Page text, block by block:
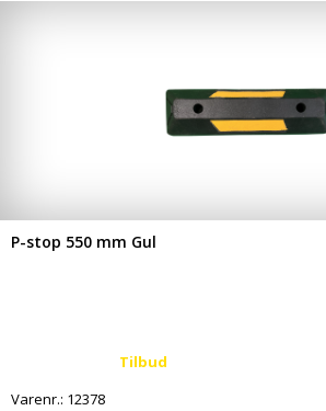
P-stop 550 mm Gul
Tilbud
Varenr.: 12378